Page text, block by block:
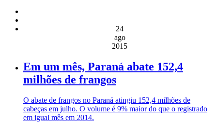
24
ago
2015
Em um mês, Paraná abate 152,4
milhões de frangos
O abate de frangos no Paraná atingiu 152,4 milhões de
cabeças em julho. O volume é 9% maior do que o registrado
em igual mês em 2014.